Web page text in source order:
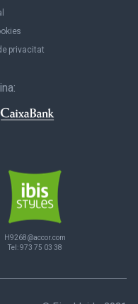
privacitat
H9268@accor.com
Tel:973 75 03 38